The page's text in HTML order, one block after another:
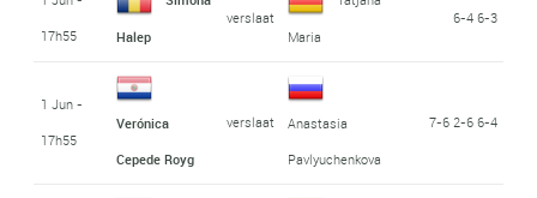
17h55
Halep
verslaat
Maria
6-4 6-3
1 Jun -
17h55
Verónica
Cepede Royg
verslaat
Anastasia
Pavlyuchenkova
7-6 2-6 6-4